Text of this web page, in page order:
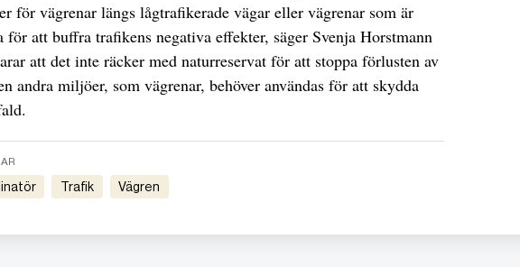
för vägrenar längs lågtrafikerade vägar eller vägrenar som är
att buffra trafikens negativa effekter, säger Svenja Horstmann
att det inte räcker med naturreservat för att stoppa förlusten av
andra miljöer, som vägrenar, behöver användas för att skydda
Trafik vägren